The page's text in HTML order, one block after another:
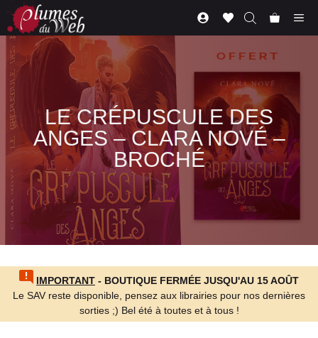
Aller
contenu
LE CRÉPUSCULE DES
ANGES – CLARA NOVÉ –
BROCHÉ
IMPORTANT - BOUTIQUE FERMÉE JUSQU'AU 15 AOÛT
Le SAV reste disponible, pensez aux librairies pour nos dernières
sorties ;) Bel été à toutes et à tous !